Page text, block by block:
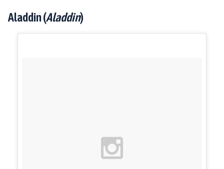
Aladdin (Aladdin)